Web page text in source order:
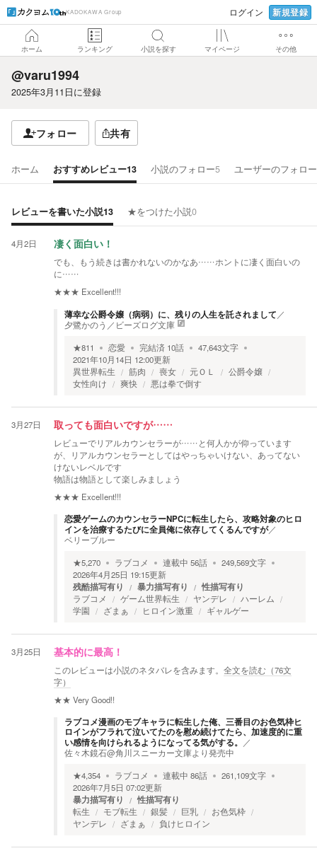
KADOKAWA Group ログイン 新規登録
ホーム ランキング 小説を探す マイページ その他
@varu1994
2025年3月11日に登録
フォロー 共有
ホーム おすすめレビュー13 小説のフォロー5 ユーザーのフォロー
レビューを書いた小説13 ★をつけた小説0
4月2日 凄く面白い！
でも、もう続きは書かれないのかなあ……ホントに凄く面白いの
に……
★★★ Excellent!!!
薄幸な公爵令嬢（病弱）に、残りの人生を託されまして ／
夕鷺かのう ／ ビーズログ文庫
★811 恋愛 完結済 10話 47,643文字
2021年10月14日 12:00更新
異世界転生
筋肉 喪女 元ＯＬ
公爵令嬢
女性向け
爽快 悪は拳で倒す
3月27日 取っても面白いですが……
レビューでリアルカウンセラーが……と何人かが仰っています
が、リアルカウンセラーとしてはやっちゃいけない、あってない
けないレベルです
物語は物語として楽しみましょう
★★★ Excellent!!!
恋愛ゲームのカウンセラーNPCに転生したら、攻略対象のヒロ
インを治療するたびに全員俺に依存してくるんですが／
ベリーブルー
★5,270 ラブコメ 連載中 56話 249,569文字
2026年4月25日 19:15更新
残酷描写有り 暴力描写有り 性描写有り
ラブコメ ゲーム世界転生 ヤンデレ
ハーレム
学園
ざまぁ ヒロイン激重 ギャルゲー
3月25日 基本的に最高！
このレビューは小説のネタバレを含みます。 全文を読む（76文
字）
★★ Very Good!!
ラブコメ漫画のモブキャラに転生した俺、三番目のお色気枠ヒ
ロインがフラれて泣いてたのを慰め続けてたら、加速度的に重
い感情を向けられるようになってる気がする。
／
佐々木鏡石@角川スニーカー文庫より発売中
★4,354 ラブコメ 連載中 86話 261,109文字
2026年7月5日 07:02更新
暴力描写有り 性描写有り
転生 モブ転生 銀髪 巨乳
お色気枠
ヤンデレ
ざまぁ 負けヒロイン